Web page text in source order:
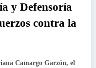
y Defensoría
contra la
Camargo Garzón, el